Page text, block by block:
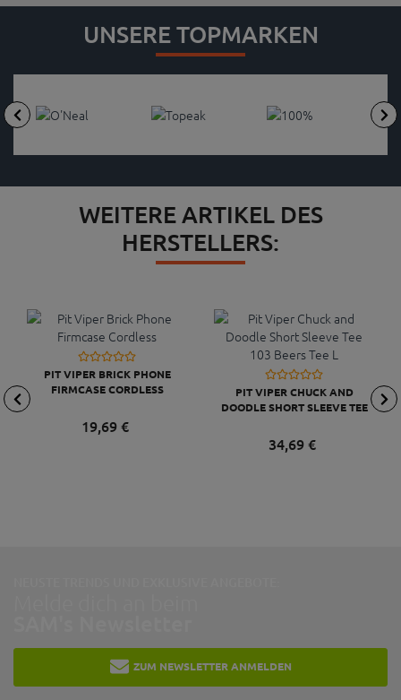
UNSERE TOPMARKEN
WEITERE ARTIKEL DES
HERSTELLERS:
PIT VIPER BRICK PHONE
FIRMCASE CORDLESS
19,69 €
PIT VIPER CHUCK AND
DOODLE SHORT SLEEVE TEE
34,69 €
ZUM NEWSLETTER ANMELDEN